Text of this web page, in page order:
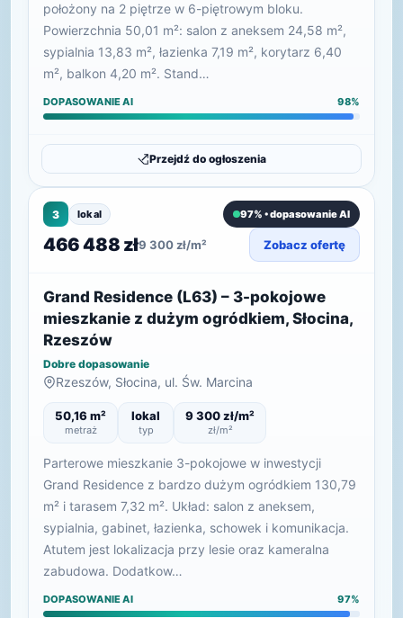
położony na 2 piętrze w 6-piętrowym bloku.
Powierzchnia 50,01 m²: salon z aneksem 24,58 m²,
sypialnia 13,83 m², łazienka 7,19 m², korytarz 6,40
m², balkon 4,20 m². Stand…
DOPASOWANIE AI 98%
Przejdź do ogłoszenia
3 lokal 97% • dopasowanie AI
466 488 zł9 300 zł/m² Zobacz ofertę
Grand Residence (L63) – 3-pokojowe
mieszkanie z dużym ogródkiem, Słocina,
Rzeszów
Dobre dopasowanie
Rzeszów, Słocina, ul. Św. Marcina
50,16 m²
metraż
lokal
typ
9 300 zł/m²
zł/m²
Parterowe mieszkanie 3-pokojowe w inwestycji
Grand Residence z bardzo dużym ogródkiem 130,79
m² i tarasem 7,32 m². Układ: salon z aneksem,
sypialnia, gabinet, łazienka, schowek i komunikacja.
Atutem jest lokalizacja przy lesie oraz kameralna
zabudowa. Dodatkow…
DOPASOWANIE AI 97%